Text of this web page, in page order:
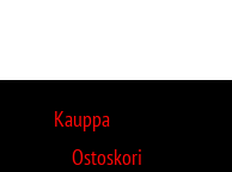
Kauppa
Ostoskori